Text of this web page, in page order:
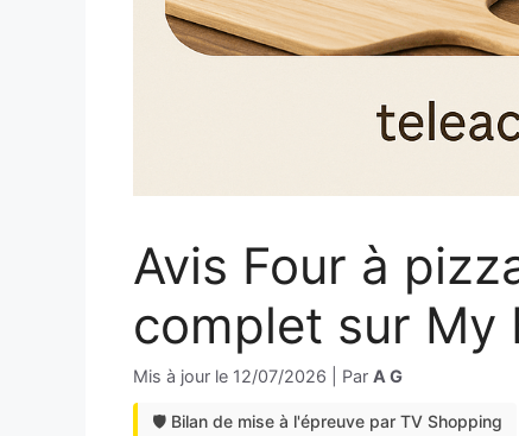
Avis Four à
complet sur My
Mis à jour le 12/07/2026 Par A G
🛡️ Bilan de mise à l'épreuve par TV Shopping